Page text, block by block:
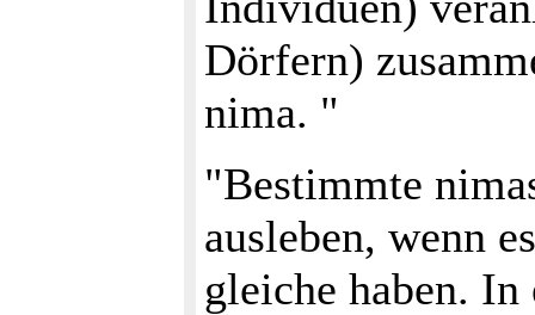
Dörfern)
nima. "
"Bestimmte
ausleben, wenn
gleiche haben.